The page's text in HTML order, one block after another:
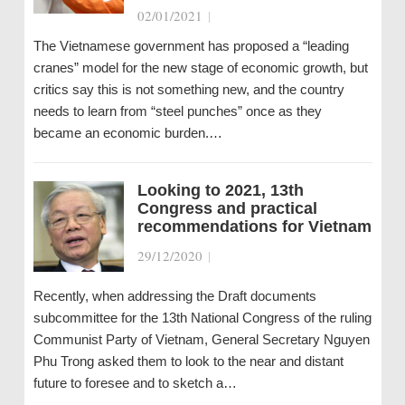
02/01/2021 |
The Vietnamese government has proposed a “leading
cranes” model for the new stage of economic growth, but
critics say this is not something new, and the country
needs to learn from “steel punches” once as they
became an economic burden.…
Looking to 2021, 13th
Congress and practical
recommendations for Vietnam
29/12/2020 |
Recently, when addressing the Draft documents
subcommittee for the 13th National Congress of the ruling
Communist Party of Vietnam, General Secretary Nguyen
Phu Trong asked them to look to the near and distant
future to foresee and to sketch a…